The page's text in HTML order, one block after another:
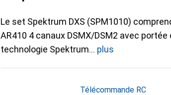
Le set Spektrum DXS (SPM1010)
AR410 4 canaux DSMX/DSM2 avec
technologie Spektrum
plus
Télécommande RC